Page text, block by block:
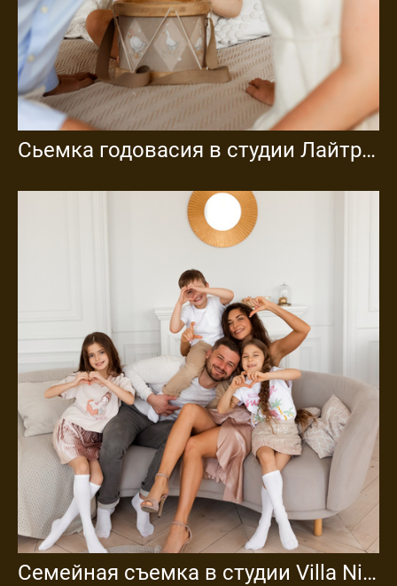
Сьемка годовасия в студии Лайтрум
Семейная съемка в студии Villa Nina